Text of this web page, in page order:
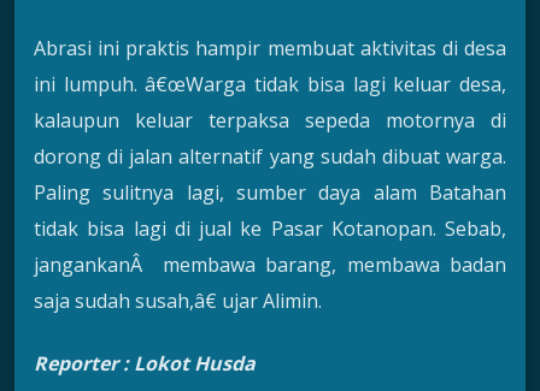
Abrasi ini praktis hampir membuat aktivitas di desa
ini lumpuh. â€œWarga tidak bisa lagi keluar desa,
kalaupun keluar terpaksa sepeda motornya di
dorong di jalan alternatif yang sudah dibuat warga.
Paling sulitnya lagi, sumber daya alam Batahan
tidak bisa lagi di jual ke Pasar Kotanopan. Sebab,
jangankanÂ membawa barang, membawa badan
saja sudah susah,â€ ujar Alimin.
Reporter :Lokot Husda